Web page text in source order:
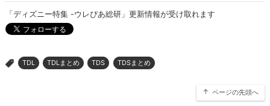
「ディズニー特集 -ウレぴあ総研」更新情報が受け取れます
> TDL TDLまとめ TDS TDSまとめ
ページの先頭へ